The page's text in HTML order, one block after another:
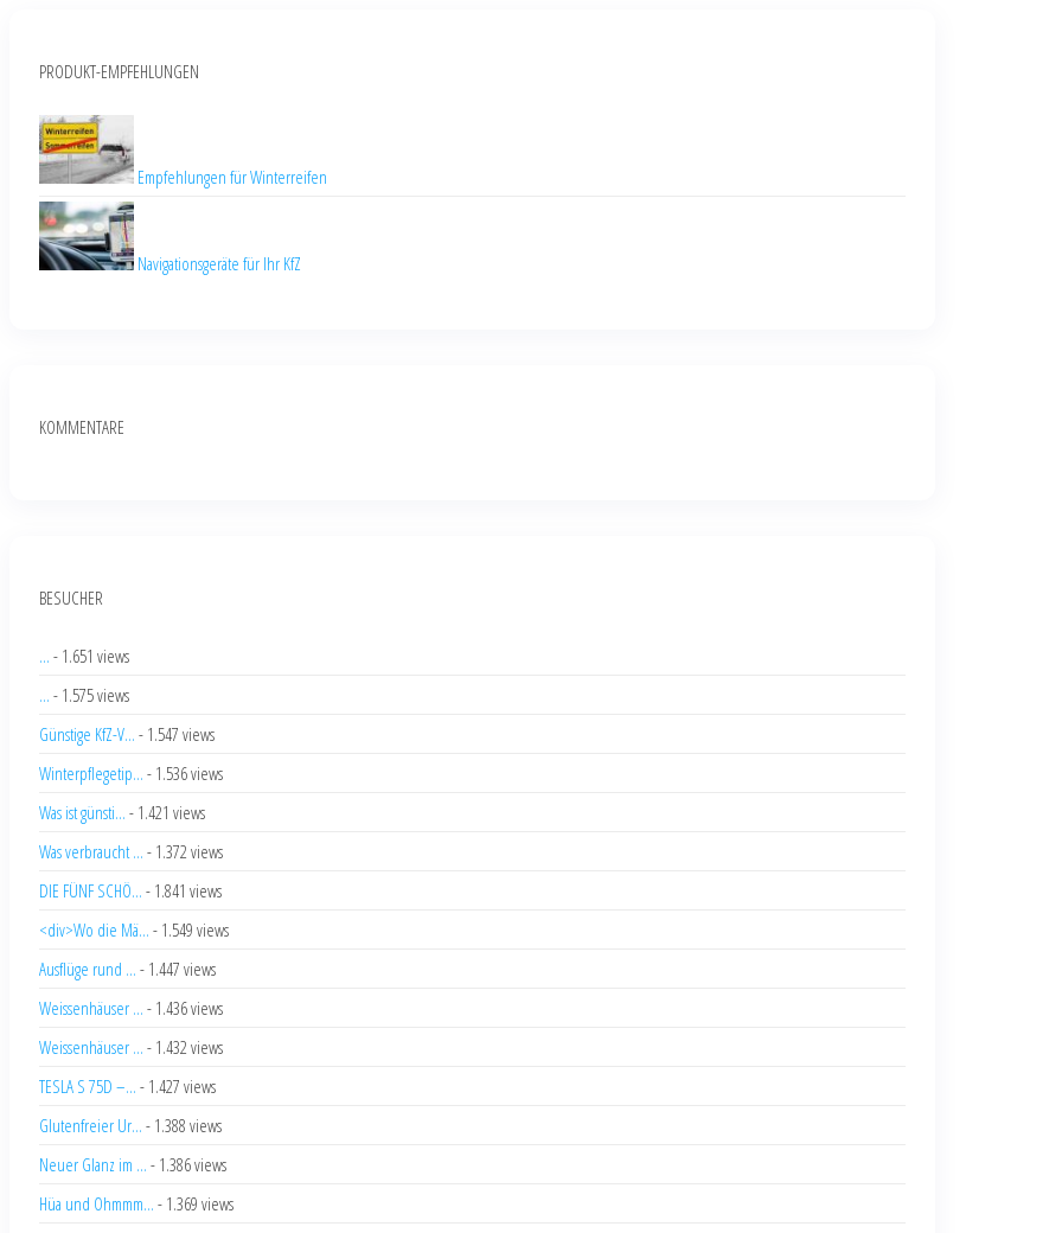
PRODUKT-EMPFEHLUNGEN
Empfehlungen für Winterreifen
Navigationsgeräte für Ihr KfZ
KOMMENTARE
BESUCHER
... - 1.651 views
... - 1.575 views
Günstige KfZ-V... - 1.547 views
Winterpflegetip... - 1.536 views
Was ist günsti... - 1.421 views
Was verbraucht ... - 1.372 views
DIE FÜNF SCHÖ... - 1.841 views
<div>Wo die Mä... - 1.549 views
Ausflüge rund ... - 1.447 views
Weissenhäuser ... - 1.436 views
Weissenhäuser ... - 1.432 views
TESLA S 75D –... - 1.427 views
Glutenfreier Ur... - 1.388 views
Neuer Glanz im ... - 1.386 views
Hüa und Ohmmm... - 1.369 views